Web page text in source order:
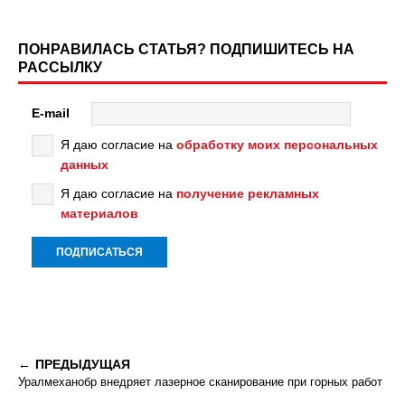
ПОНРАВИЛАСЬ СТАТЬЯ? ПОДПИШИТЕСЬ НА
РАССЫЛКУ
E-mail
Я даю согласие на обработку моих персональных
данных
Я даю согласие на получение рекламных
материалов
ПРЕДЫДУЩАЯ
Уралмеханобр внедряет лазерное сканирование при горных работ